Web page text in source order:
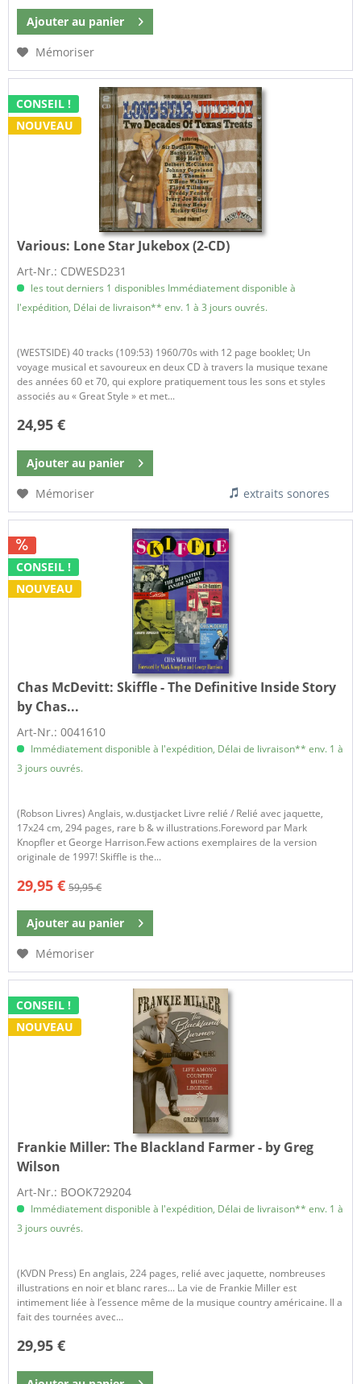
Ajouter au panier
Mémoriser
CONSEIL !
NOUVEAU
Various: Lone Star Jukebox (2-CD)
Art-Nr.: CDWESD231
les tout derniers 1 disponibles Immédiatement disponible à
l'expédition, Délai de livraison** env. 1 à 3 jours ouvrés.
(WESTSIDE) 40 tracks (109:53) 1960/70s with 12 page booklet; Un
voyage musical et savoureux en deux CD à travers la musique texane
des années 60 et 70, qui explore pratiquement tous les sons et styles
associés au « Great Style » et met...
24,95 €
Ajouter au panier
Mémoriser
extraits sonores
CONSEIL !
NOUVEAU
Chas McDevitt:Skiffle - The Definitive Inside Story
by Chas...
Art-Nr.: 0041610
Immédiatement disponible à l'expédition, Délai de livraison** env. 1 à
3 jours ouvrés.
(Robson Livres) Anglais, w.dustjacket Livre relié / Relié avec jaquette,
17x24 cm, 294 pages, rare b & w illustrations.Foreword par Mark
Knopfler et George Harrison.Few actions exemplaires de la version
originale de 1997! Skiffle is the...
29,95 € 59,95 €
Ajouter au panier
Mémoriser
CONSEIL !
NOUVEAU
Frankie Miller:The Blackland Farmer - by Greg
Wilson
Art-Nr.: BOOK729204
Immédiatement disponible à l'expédition, Délai de livraison** env. 1 à
3 jours ouvrés.
(KVDN Press) En anglais, 224 pages, relié avec jaquette, nombreuses
illustrations en noir et blanc rares... La vie de Frankie Miller est
intimement liée à l’essence même de la musique country américaine. Il a
fait des tournées avec...
29,95 €